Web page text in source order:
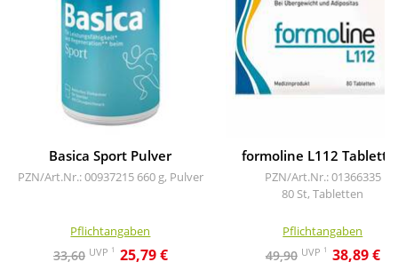
Basica Sport Pulver
PZN/Art.Nr.: 00937215 660 g, Pulver
Pflichtangaben
33,60 UVP 1 25,79 €
formoline L112
PZN/Art.Nr.: 01366335
80 St, Tabletten
Pflichtangaben
49,90 UVP 1 38,89 €